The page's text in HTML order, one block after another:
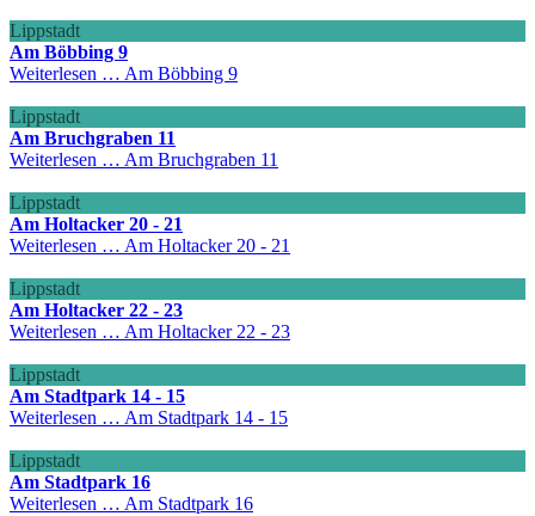
Lippstadt
Am Böbbing 9
Weiterlesen … Am Böbbing 9
Lippstadt
Am Bruchgraben 11
Weiterlesen … Am Bruchgraben 11
Lippstadt
Am Holtacker 20 - 21
Weiterlesen … Am Holtacker 20 - 21
Lippstadt
Am Holtacker 22 - 23
Weiterlesen … Am Holtacker 22 - 23
Lippstadt
Am Stadtpark 14 - 15
Weiterlesen … Am Stadtpark 14 - 15
Lippstadt
Am Stadtpark 16
Weiterlesen … Am Stadtpark 16